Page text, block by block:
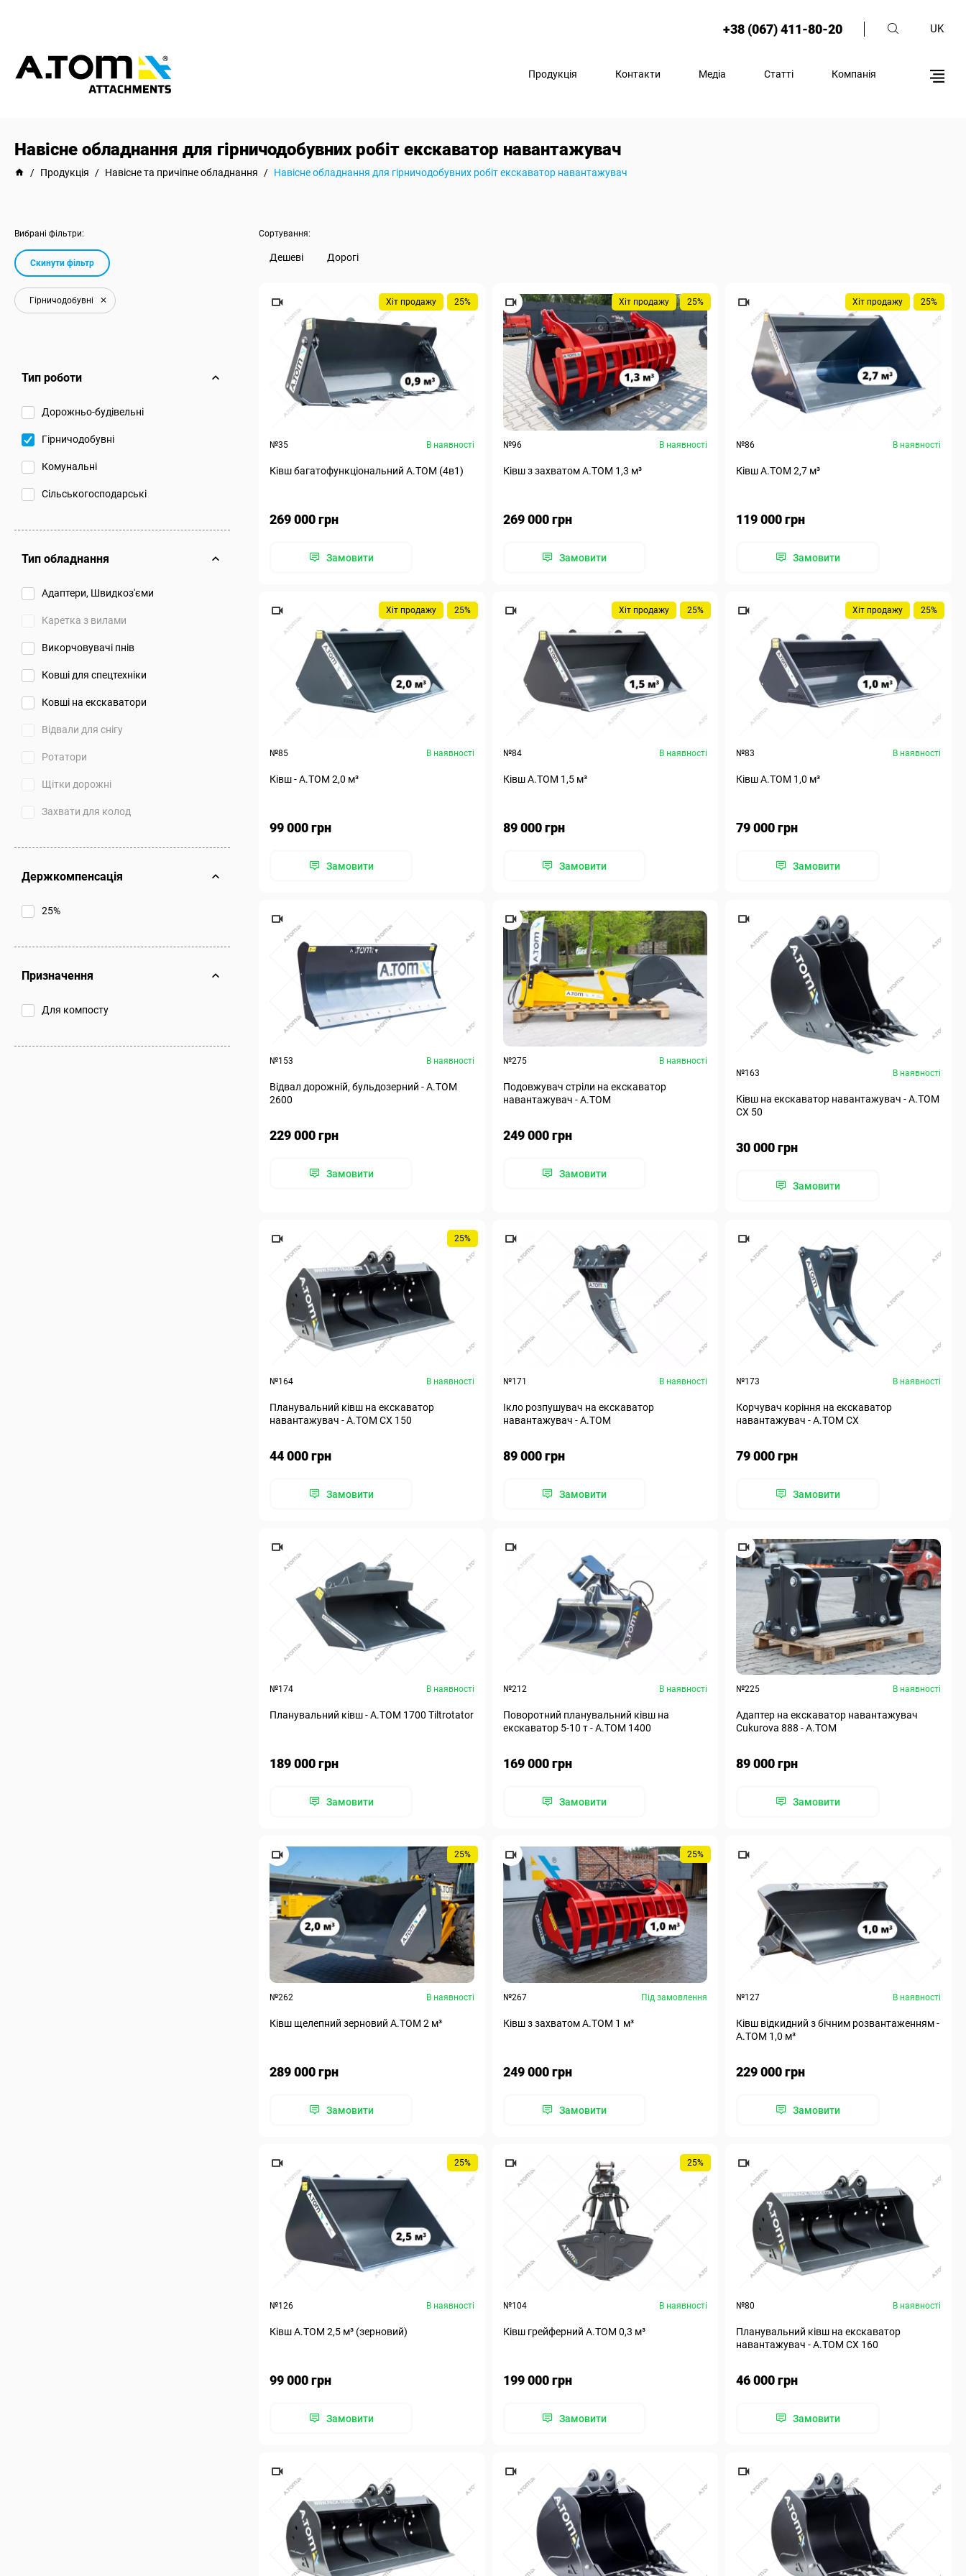
+38 (067) 411-80-20 UK
Продукція Контакти Медіа Статті Компанія
Навісне обладнання для гірничодобувних робіт екскаватор навантажувач
/ Продукція / Навісне та причіпне обладнання / Навісне обладнання для гірничодобувних робіт екскаватор навантажувач
Вибрані фільтри:
Скинути фільтр
Гірничодобувні
Тип роботи
Дорожньо-будівельні
Гірничодобувні
Комунальні
Сільськогосподарські
Тип обладнання
Адаптери, Швидкоз'єми
Каретка з вилами
Викорчовувачі пнів
Ковші для спецтехніки
Ковші на екскаватори
Відвали для снігу
Ротатори
Щітки дорожні
Захвати для колод
Держкомпенсація
25%
Призначення
Для компосту
Сортування:
Дешеві Дорогі
Хіт продажу 25%
№35 В наявності
Ківш багатофункціональний А.ТОМ (4в1)
269 000 грн
Замовити
Хіт продажу 25%
№96 В наявності
Ківш з захватом А.ТОМ 1,3 м³
269 000 грн
Замовити
Хіт продажу 25%
№86 В наявності
Ківш A.TOM 2,7 м³
119 000 грн
Замовити
Хіт продажу 25%
№85 В наявності
Ківш - A.TOM 2,0 м³
99 000 грн
Замовити
Хіт продажу 25%
№84 В наявності
Ківш A.TOM 1,5 м³
89 000 грн
Замовити
Хіт продажу 25%
№83 В наявності
Ківш A.TOM 1,0 м³
79 000 грн
Замовити
№153 В наявності
Відвал дорожній, бульдозерний - А.ТОМ
2600
229 000 грн
Замовити
№275 В наявності
Подовжувач стріли на екскаватор
навантажувач - А.ТОМ
249 000 грн
Замовити
№163 В наявності
Ківш на екскаватор навантажувач - А.ТОМ
СХ 50
30 000 грн
Замовити
25%
№164 В наявності
Планувальний ківш на екскаватор
навантажувач - А.ТОМ СХ 150
44 000 грн
Замовити
№171 В наявності
Ікло розпушувач на екскаватор
навантажувач - А.ТОМ
89 000 грн
Замовити
№173 В наявності
Корчувач коріння на екскаватор
навантажувач - А.ТОМ CX
79 000 грн
Замовити
№174 В наявності
Планувальний ківш - A.TOM 1700 Tiltrotator
189 000 грн
Замовити
№212 В наявності
Поворотний планувальний ківш на
екскаватор 5-10 т - А.ТОМ 1400
169 000 грн
Замовити
№225 В наявності
Адаптер на екскаватор навантажувач
Cukurova 888 - А.ТОМ
89 000 грн
Замовити
25%
№262 В наявності
Ківш щелепний зерновий А.ТОМ 2 м³
289 000 грн
Замовити
25%
№267 Під замовлення
Ківш з захватом А.ТОМ 1 м³
249 000 грн
Замовити
№127 В наявності
Ківш відкидний з бічним розвантаженням -
А.ТОМ 1,0 м³
229 000 грн
Замовити
25%
№126 В наявності
Ківш А.ТОМ 2,5 м³ (зерновий)
99 000 грн
Замовити
25%
№104 В наявності
Ківш грейферний А.ТОМ 0,3 м³
199 000 грн
Замовити
№80 В наявності
Планувальний ківш на екскаватор
навантажувач - А.ТОМ СХ 160
46 000 грн
Замовити